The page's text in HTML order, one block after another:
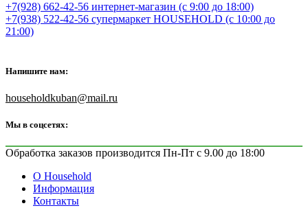
+7(928) 662-42-56 интернет-магазин (с 9:00 до 18:00)
+7(938) 522-42-56 супермаркет HOUSEHOLD (с 10:00 до
21:00)
Напишите нам:
householdkuban@mail.ru
Мы в соцсетях:
Обработка заказов производится Пн-Пт с 9.00 до 18:00
О Household
Информация
Контакты